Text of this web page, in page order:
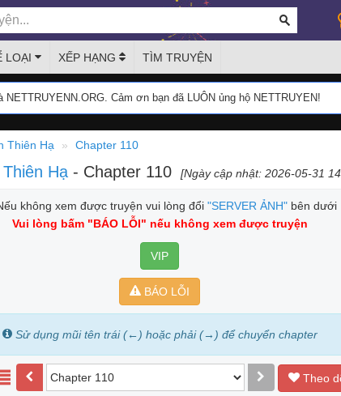
LOẠI XẾP HẠNG TÌM TRUYỆN
Cảm ơn bạn đã LUÔN ủng hộ NETTRUYEN!
Thiên Hạ Chapter 110
Hạ - Chapter 110 [Ngày cập nhật: 2026-05-31
không xem được truyện vui lòng đổi "SERVER ẢNH" bên dưới
Vui lòng bấm "BÁO LỖI" nếu không xem được truyện
VIP
BÁO LỖI
Sử dụng mũi tên trái (←) hoặc phải (→) để chuyển chapter
Theo